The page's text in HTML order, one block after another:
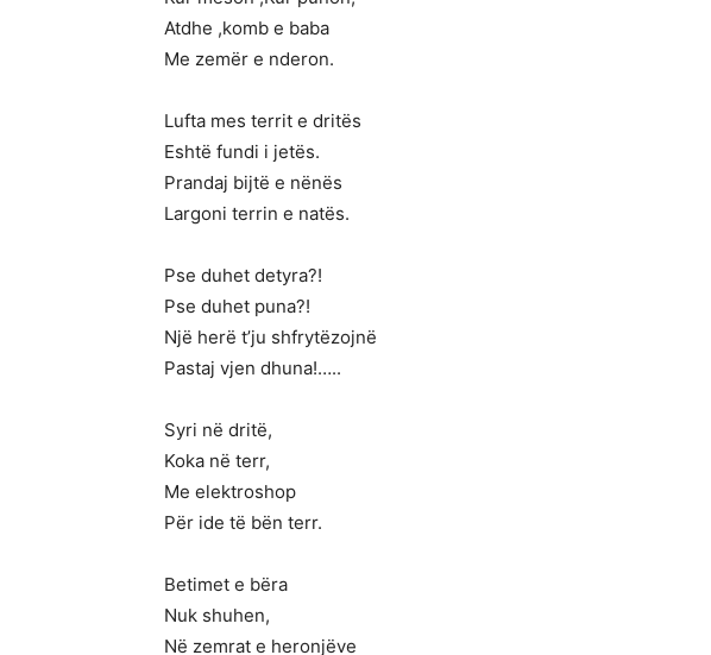
Atdhe ,komb e baba
Me zemër e nderon.
Lufta mes territ e dritës
Eshtë fundi i jetës.
Prandaj bijtë e nënës
Largoni terrin e natës.
Pse duhet detyra?!
Pse duhet puna?!
Një herë t’ju shfrytëzojnë
Pastaj vjen dhuna!…..
Syri në dritë,
Koka në terr,
Me elektroshop
Për ide të bën terr.
Betimet e bëra
Nuk shuhen,
Në zemrat e heronjëve